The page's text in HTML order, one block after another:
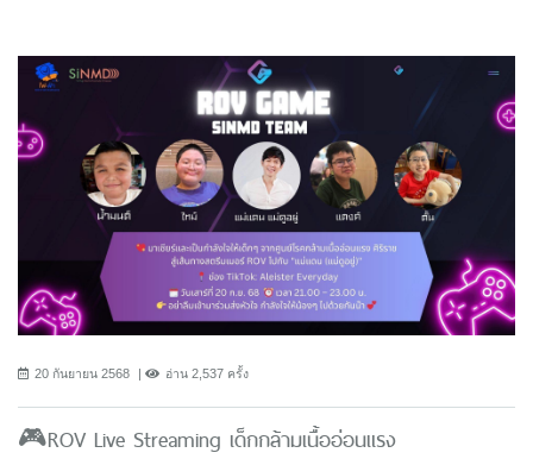
20 กันยายน 2568 อ่าน 2,537 ครั้ง
🎮ROV Live Streaming เด็กกล้ามเนื้ออ่อนแรง